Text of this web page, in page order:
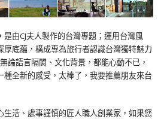
， 是由CJ夫人製作的台灣專題；運用台灣風
厚底蘊，構成專為旅行者認識台灣獨特魅力
無論語言隔閡、文化背景，都能心動不已，
種全新的感受，太棒了，我要推薦朋友來台
生活、處事謹慎的匠人職人創業家，如果您